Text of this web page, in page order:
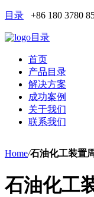
目录 +86 180 3780
目录
首页
产品目录
解决方案
成功案例
关于我们
联系我们
Home/石油化工装置
石油化工